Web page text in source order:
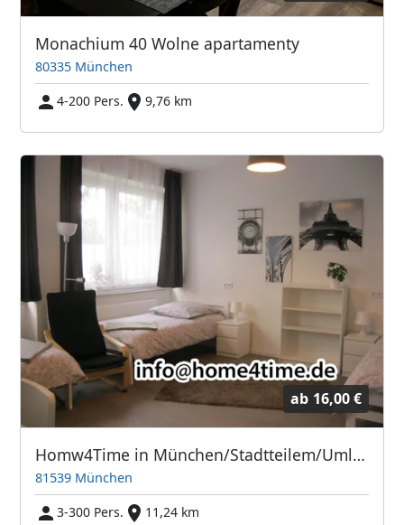
Monachium 40 Wolne apartamenty
80335 München
4-200 Pers.
9,76 km
ab 16,00 €
Homw4Time in München/Stadtteilem/Umland
81539 München
3-300 Pers.
11,24 km